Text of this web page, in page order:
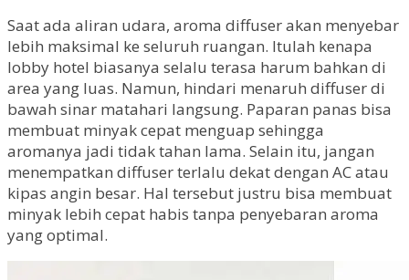
Saat ada aliran udara, aroma diffuser akan menyebar
lebih maksimal ke seluruh ruangan. Itulah kenapa
lobby hotel biasanya selalu terasa harum bahkan di
area yang luas. Namun, hindari menaruh diffuser di
bawah sinar matahari langsung. Paparan panas bisa
membuat minyak cepat menguap sehingga
aromanya jadi tidak tahan lama. Selain itu, jangan
menempatkan diffuser terlalu dekat dengan AC atau
kipas angin besar. Hal tersebut justru bisa membuat
minyak lebih cepat habis tanpa penyebaran aroma
yang optimal.